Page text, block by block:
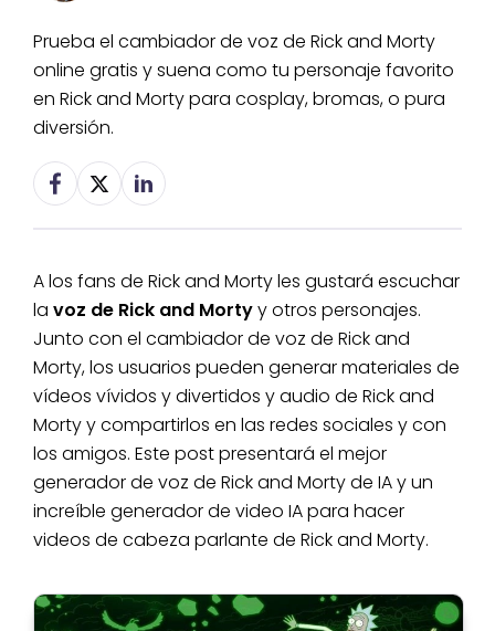
Prueba el cambiador de voz de Rick and Morty
online gratis y suena como tu personaje favorito
en Rick and Morty para cosplay, bromas, o pura
diversión.
A los fans de Rick and Morty les gustará escuchar
la voz de Rick and Mortyy otros personajes.
Junto con el cambiador de voz de Rick and
Morty, los usuarios pueden generar materiales de
vídeos vívidos y divertidos y audio de Rick and
Morty y compartirlos en las redes sociales y con
los amigos. Este post presentará el mejor
generador de voz de Rick and Morty de IA y un
increíble generador de video IA para hacer
videos de cabeza parlante de Rick and Morty.